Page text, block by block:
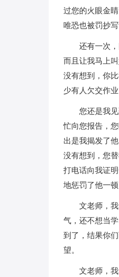
过您的火眼金
唯恐也被罚抄写
还有一次，因
而且让我马上
没有想到，你
少有人欠交作业
您还是我见到
忙向您报告，
出是我揭发了
没有想到，您
打电话向我证
地惩罚了他一
文老师，我知
气，还不想当
到了，结果你
望。
文老师，我知